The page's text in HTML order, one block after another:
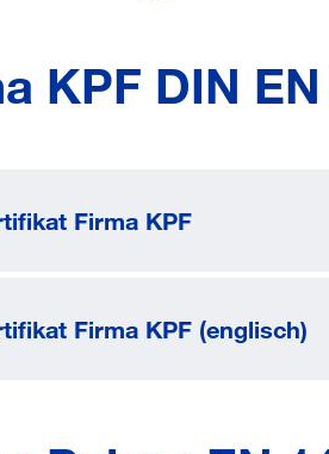
KPF DIN
Firma KPF
Firma KPF (englisch)